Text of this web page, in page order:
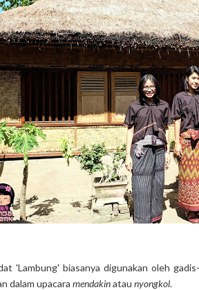
'Lambung' biasanya digunakan oleh
dalam upacara mendakinatau nyongkol.